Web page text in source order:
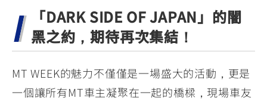
「DARK SIDE OF JAPAN」的闇
黑之約，期待再次集結！
MT WEEK的魅力不僅僅是一場盛大的活動，更是
一個讓所有MT車主凝聚在一起的橋樑，現場車友